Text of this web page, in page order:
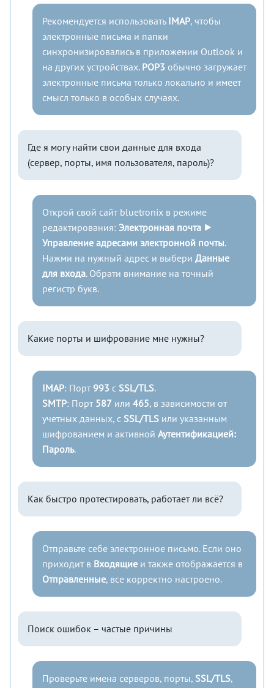
Рекомендуется использовать IMAP, чтобы
электронные письма и папки
синхронизировались в приложении Outlook и
на других устройствах. POP3 обычно загружает
электронные письма только локально и имеет
смысл только в особых случаях.
Где я могу найти свои данные для входа
(сервер, порты, имя пользователя, пароль)?
Открой свой сайт bluetronix в режиме
редактирования: Электронная почта ⯈
Управление адресами электронной почты.
Нажми на нужный адрес и выбери Данные
для входа. Обрати внимание на точный
регистр букв.
Какие порты и шифрование мне нужны?
IMAP: Порт 993 с SSL/TLS.
SMTP: Порт 587 или 465, в зависимости от
учетных данных, с SSL/TLS или указанным
шифрованием и активной Аутентификацией:
Пароль.
Как быстро протестировать, работает ли всё?
Отправьте себе электронное письмо. Если оно
приходит в Входящие и также отображается в
Отправленные, все корректно настроено.
Поиск ошибок – частые причины
Проверьте имена серверов, порты, SSL/TLS,